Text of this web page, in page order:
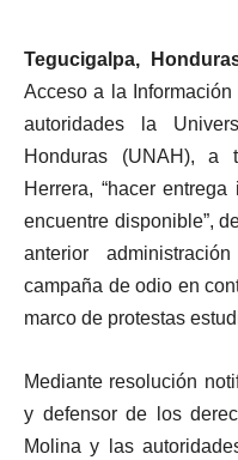
Tegucigalpa,
Acceso a la Información
autoridades la
Honduras (UNAH), a
Herrera, “hacer
encuentre disponible”,
anterior
campaña de odio en
marco de protestas
Mediante resolución
y defensor de los
Molina y las